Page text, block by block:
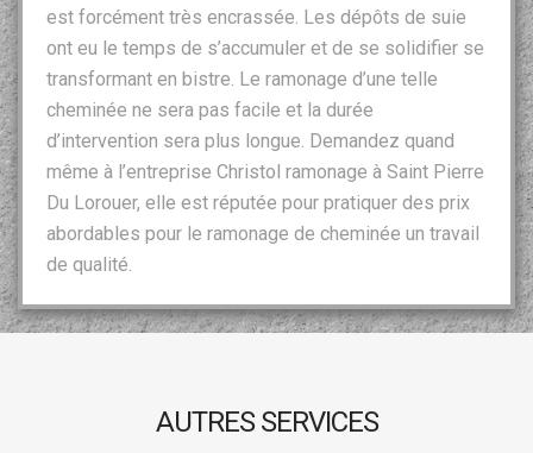
est forcément très encrassée. Les dépôts de suie
ont eu le temps de s’accumuler et de se solidifier se
transformant en bistre. Le ramonage d’une telle
cheminée ne sera pas facile et la durée
d’intervention sera plus longue. Demandez quand
même à l’entreprise Christol ramonage à Saint Pierre
Du Lorouer, elle est réputée pour pratiquer des prix
abordables pour le ramonage de cheminée un travail
de qualité.
AUTRES SERVICES